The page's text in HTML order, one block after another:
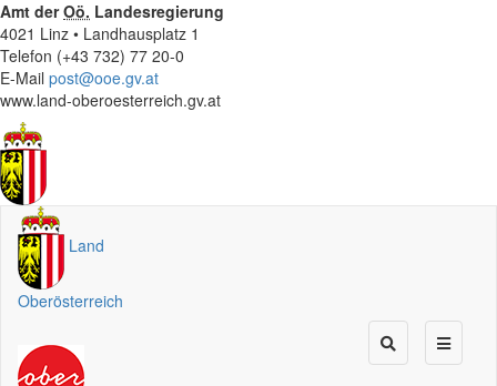
Amt derOö. Landesregierung
4021 Linz • Landhausplatz 1
Telefon (+43 732) 77 20-0
E-Mail post@ooe.gv.at
www.land-oberoesterreich.gv.at
Land
Oberösterreich